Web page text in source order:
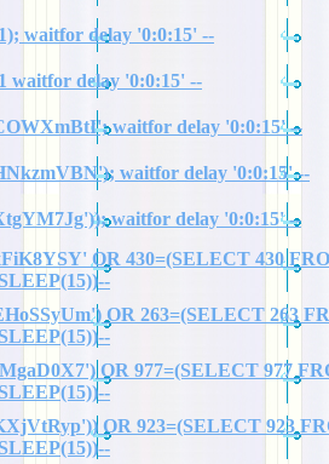
waitfor delay '0:0:15' --
waitfor delay '0:0:15' --
waitfor delay '0:0:15' --
waitfor delay '0:0:15' --
waitfor delay '0:0:15' --
OR 430=(SELECT 430
OR 263=(SELECT 263
OR 977=(SELECT 977
OR 923=(SELECT 923